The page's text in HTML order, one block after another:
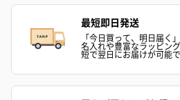
最短即日発送
「今日買って、明日届く」
名入れや豊富なラッピン
短で翌日にお届けが可能